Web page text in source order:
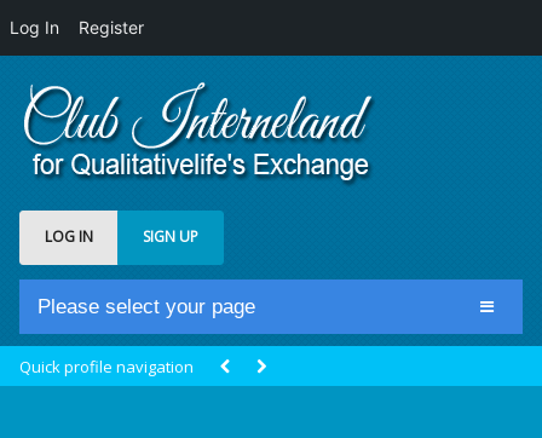
Log In Register
LOG IN SIGN UP
Please select your page
Quick profile navigation